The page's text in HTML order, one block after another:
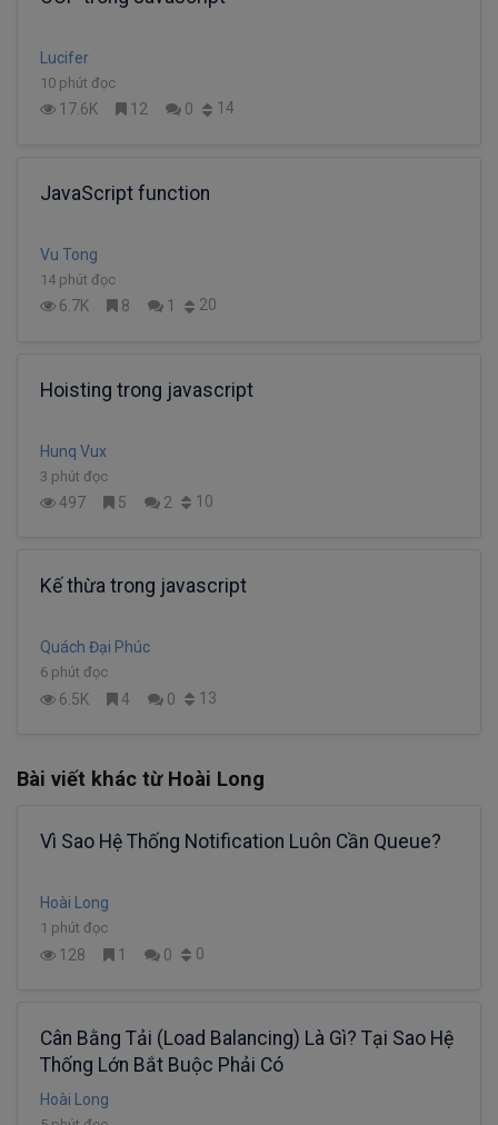
Lucifer
10 phút đọc
17.6K 12 0 14
JavaScript function
Vu Tong
14 phút đọc
6.7K 8 1 20
Hoisting trong javascript
Hunq Vux
3 phút đọc
497 5 2 10
Kế thừa trong javascript
Quách Đại Phúc
6 phút đọc
6.5K 4 0 13
Bài viết khác từ Hoài Long
Vì Sao Hệ Thống Notification Luôn Cần Queue?
Hoài Long
1 phút đọc
128 1 0 0
Cân Bằng Tải (Load Balancing) Là Gì? Tại Sao Hệ
Thống Lớn Bắt Buộc Phải Có
Hoài Long